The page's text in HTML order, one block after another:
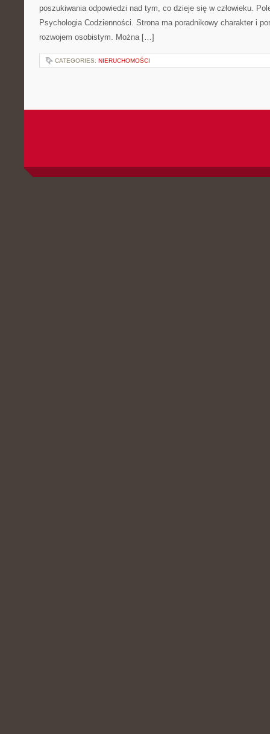
poszukiwania odpowiedzi nad tym, co dzieje się w człowieku.
Psychologia Codzienności. Strona ma poradnikowy charakter i
rozwojem osobistym. Można […]
CATEGORIES: NIERUCHOMOŚCI